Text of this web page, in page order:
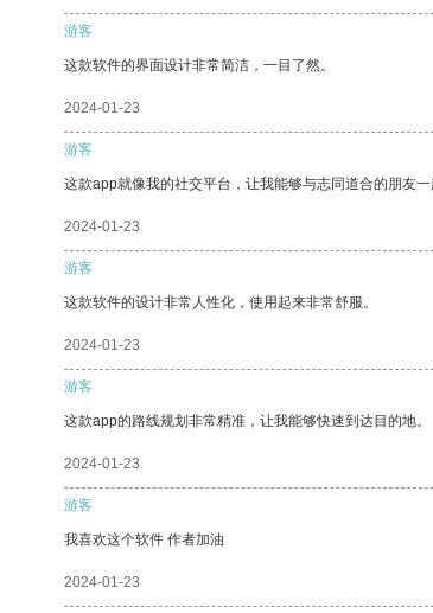
游客
这款软件的界面设计非常简洁，一目了然。
2024-01-23
游客
这款app就像我的社交平台，让我能够与志同道合的朋友一
2024-01-23
游客
这款软件的设计非常人性化，使用起来非常舒服。
2024-01-23
游客
这款app的路线规划非常精准，让我能够快速到达目的地。
2024-01-23
游客
我喜欢这个软件 作者加油
2024-01-23